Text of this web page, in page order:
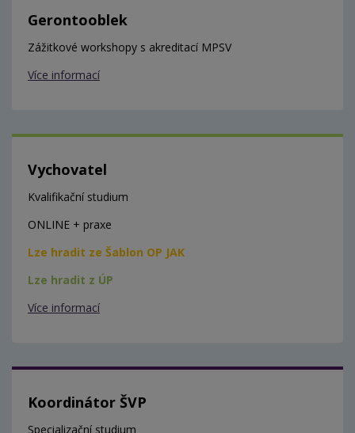
Gerontooblek
Zážitkové workshopy s akreditací MPSV
Více informací
Vychovatel
Kvalifikační studium
ONLINE + praxe
Lze hradit ze Šablon OP JAK
Lze hradit z ÚP
Více informací
Koordinátor ŠVP
Specializační studium